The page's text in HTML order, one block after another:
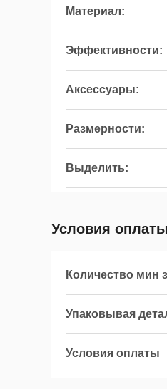
Материал:
Эффективности:
Аксессуары:
Размерности:
Выделить:
Условия
Количество мин
Упаковывая
Условия оплаты